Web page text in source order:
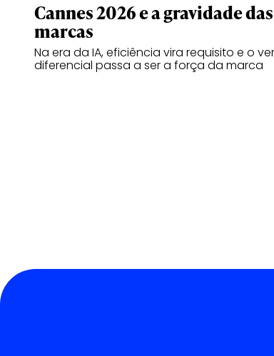
Cannes 2026 e a gravidade das
marcas
Na era da IA, eficiência vira requisito e o
diferencial passa a ser a força da marca